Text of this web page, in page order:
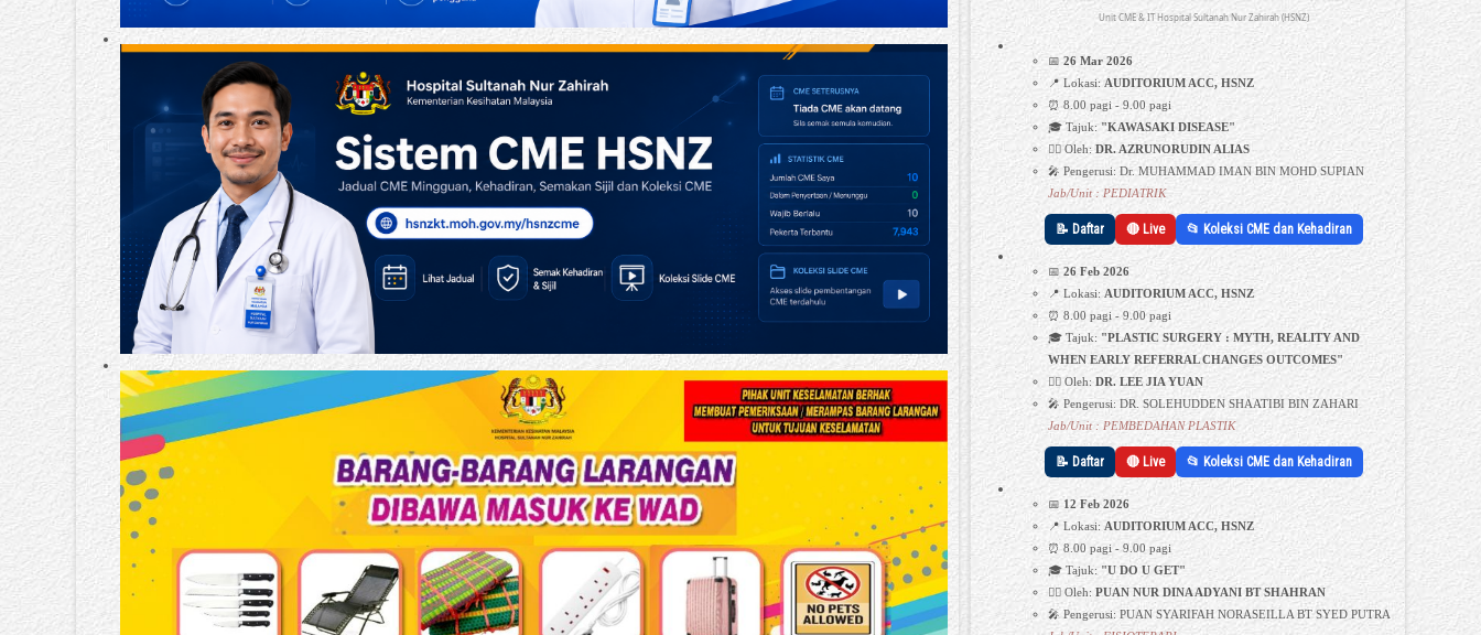
Unit CME & IT Hospital Sultanah Nur Zahirah (HSNZ)
📅 26 Mar 2026
📍 Lokasi: AUDITORIUM ACC, HSNZ
⏰ 8.00 pagi - 9.00 pagi
🎓 Tajuk: "KAWASAKI DISEASE"
👩‍⚕️ Oleh:DR. AZRUNORUDIN ALIAS
🎤 Pengerusi: Dr. MUHAMMAD IMAN BIN MOHD SUPIAN
Jab/Unit : PEDIATRIK
📝 Daftar 🔴 Live 📂 Koleksi CME dan Kehadiran
📅26 Feb 2026
📍 Lokasi: AUDITORIUM ACC, HSNZ
⏰ 8.00 pagi - 9.00 pagi
🎓 Tajuk: "PLASTIC SURGERY : MYTH, REALITY AND
WHEN EARLY REFERRAL CHANGES OUTCOMES"
👩‍⚕️ Oleh: DR. LEE JIA YUAN
🎤 Pengerusi: DR. SOLEHUDDEN SHAATIBI BIN ZAHARI
Jab/Unit : PEMBEDAHAN PLASTIK
📝 Daftar 🔴 Live 📂 Koleksi CME dan Kehadiran
📅 12 Feb 2026
📍 Lokasi: AUDITORIUM ACC, HSNZ
⏰ 8.00 pagi - 9.00 pagi
🎓 Tajuk: "U DO U GET"
👩‍⚕️ Oleh: PUAN NUR DINA ADYANI BT SHAHRAN
🎤 Pengerusi: PUAN SYARIFAH NORASEILLA BT SYED PUTRA